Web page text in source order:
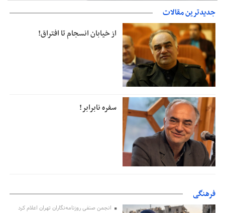
صدورگواهینامه موتورسیکلت برای زنان؛ در آینده نزدیک/ تردد بانوان با
موتور به‌ صرفه‌تر است
جدیدترین مقالات
از خیابان انسجام تا افتراق!
سفره نابرابر!
فرهنگی
انجمن صنفی روزنامه‌نگاران تهران اعلام کرد